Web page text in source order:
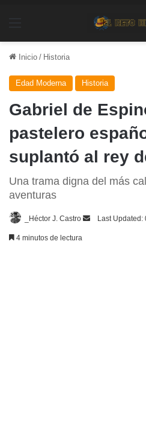
Inicio / Historia
Edad Moderna Historia
Gabriel de
pastelero
suplantó al rey
Una trama digna del más
aventuras
_Héctor J. Castro
SendLast Updated:
4 minutos de lectura